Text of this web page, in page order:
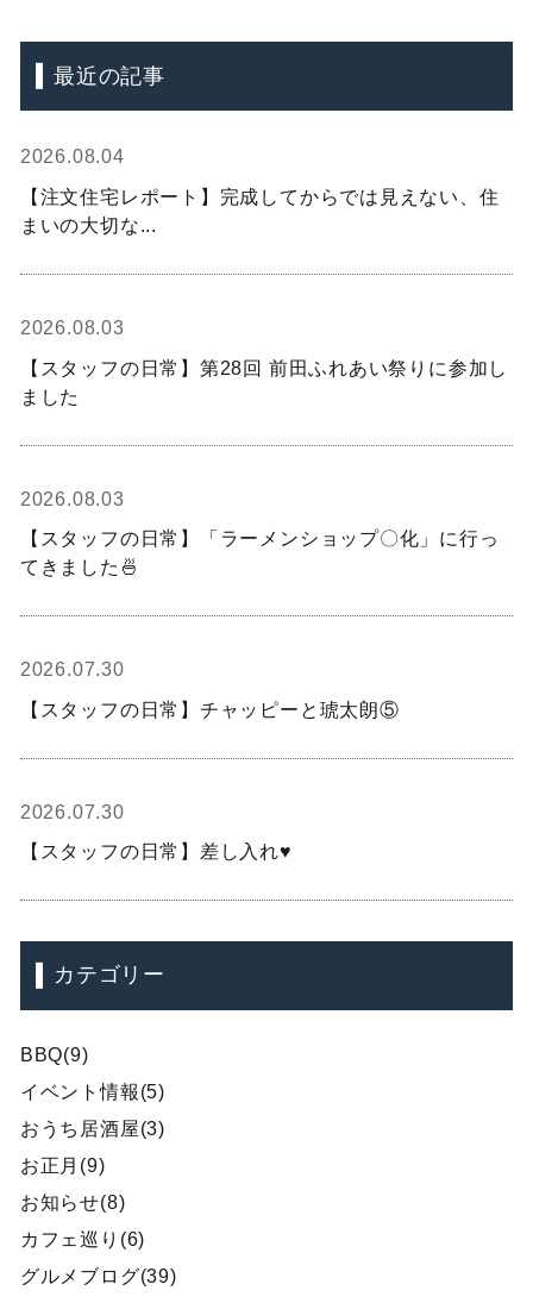
最近の記事
2026.08.04
【注文住宅レポート】完成してからでは見えない、住
まいの大切な...
2026.08.03
【スタッフの日常】第28回 前田ふれあい祭りに参加し
ました
2026.08.03
【スタッフの日常】「ラーメンショップ〇化」に行っ
てきました🍜
2026.07.30
【スタッフの日常】チャッピーと琥太朗⑤
2026.07.30
【スタッフの日常】差し入れ♥
カテゴリー
BBQ(9)
イベント情報(5)
おうち居酒屋(3)
お正月(9)
お知らせ(8)
カフェ巡り(6)
グルメブログ(39)